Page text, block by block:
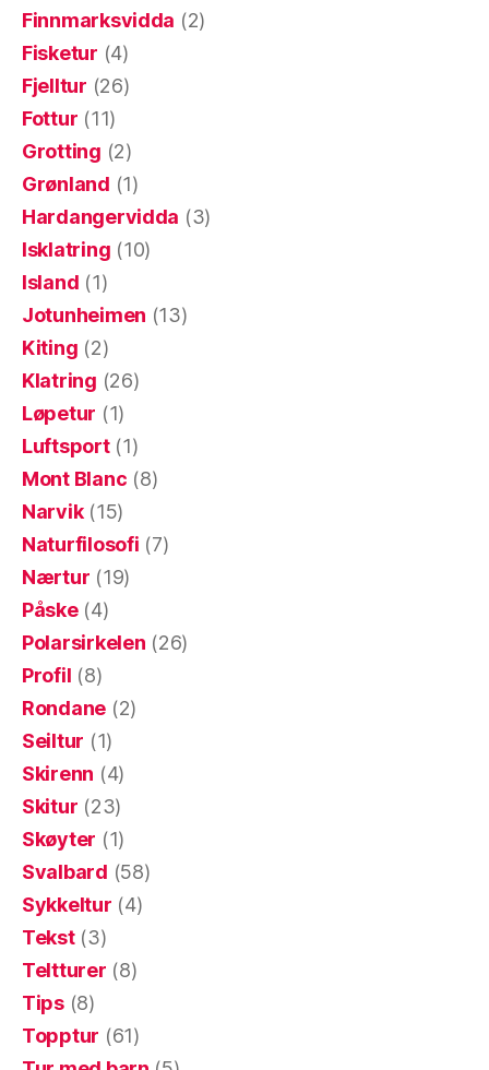
Finnmarksvidda (2)
Fisketur (4)
Fjelltur (26)
Fottur (11)
Grotting (2)
Grønland (1)
Hardangervidda (3)
Isklatring (10)
Island (1)
Jotunheimen (13)
Kiting (2)
Klatring (26)
Løpetur (1)
Luftsport(1)
Mont Blanc (8)
Narvik(15)
Naturfilosofi (7)
Nærtur (19)
Påske(4)
Polarsirkelen (26)
Profil (8)
Rondane (2)
Seiltur (1)
Skirenn (4)
Skitur (23)
Skøyter (1)
Svalbard (58)
Sykkeltur (4)
Tekst(3)
Teltturer (8)
Tips(8)
Topptur (61)